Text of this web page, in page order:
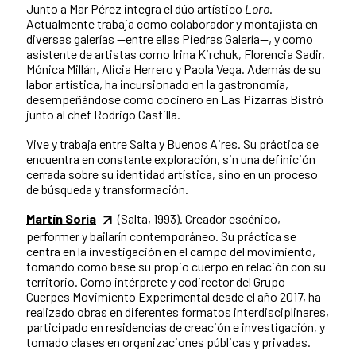
Junto a Mar Pérez integra el dúo artístico Loro.
Actualmente trabaja como colaborador y montajista en
diversas galerías —entre ellas Piedras Galería—, y como
asistente de artistas como Irina Kirchuk, Florencia Sadir,
Mónica Millán, Alicia Herrero y Paola Vega. Además de su
labor artística, ha incursionado en la gastronomía,
desempeñándose como cocinero en Las Pizarras Bistró
junto al chef Rodrigo Castilla.
Vive y trabaja entre Salta y Buenos Aires. Su práctica se
encuentra en constante exploración, sin una definición
cerrada sobre su identidad artística, sino en un proceso
de búsqueda y transformación.
Martín Soria
(Salta, 1993). Creador escénico,
performer y bailarín contemporáneo. Su práctica se
centra en la investigación en el campo del movimiento,
tomando como base su propio cuerpo en relación con su
territorio. Como intérprete y codirector del Grupo
Cuerpes Movimiento Experimental desde el año 2017, ha
realizado obras en diferentes formatos interdisciplinares,
participado en residencias de creación e investigación, y
tomado clases en organizaciones públicas y privadas.